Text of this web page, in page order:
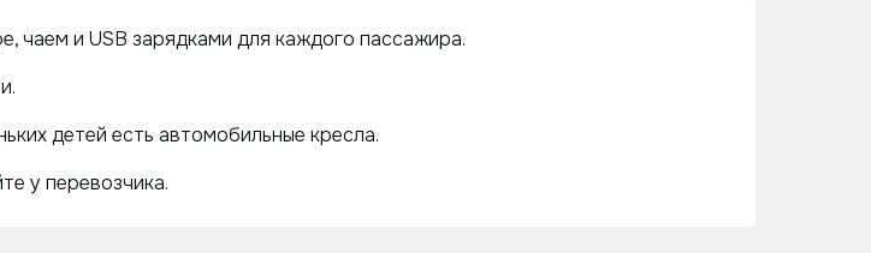
чаем и USB зарядками для каждого пассажира.
детей есть автомобильные кресла.
у перевозчика.